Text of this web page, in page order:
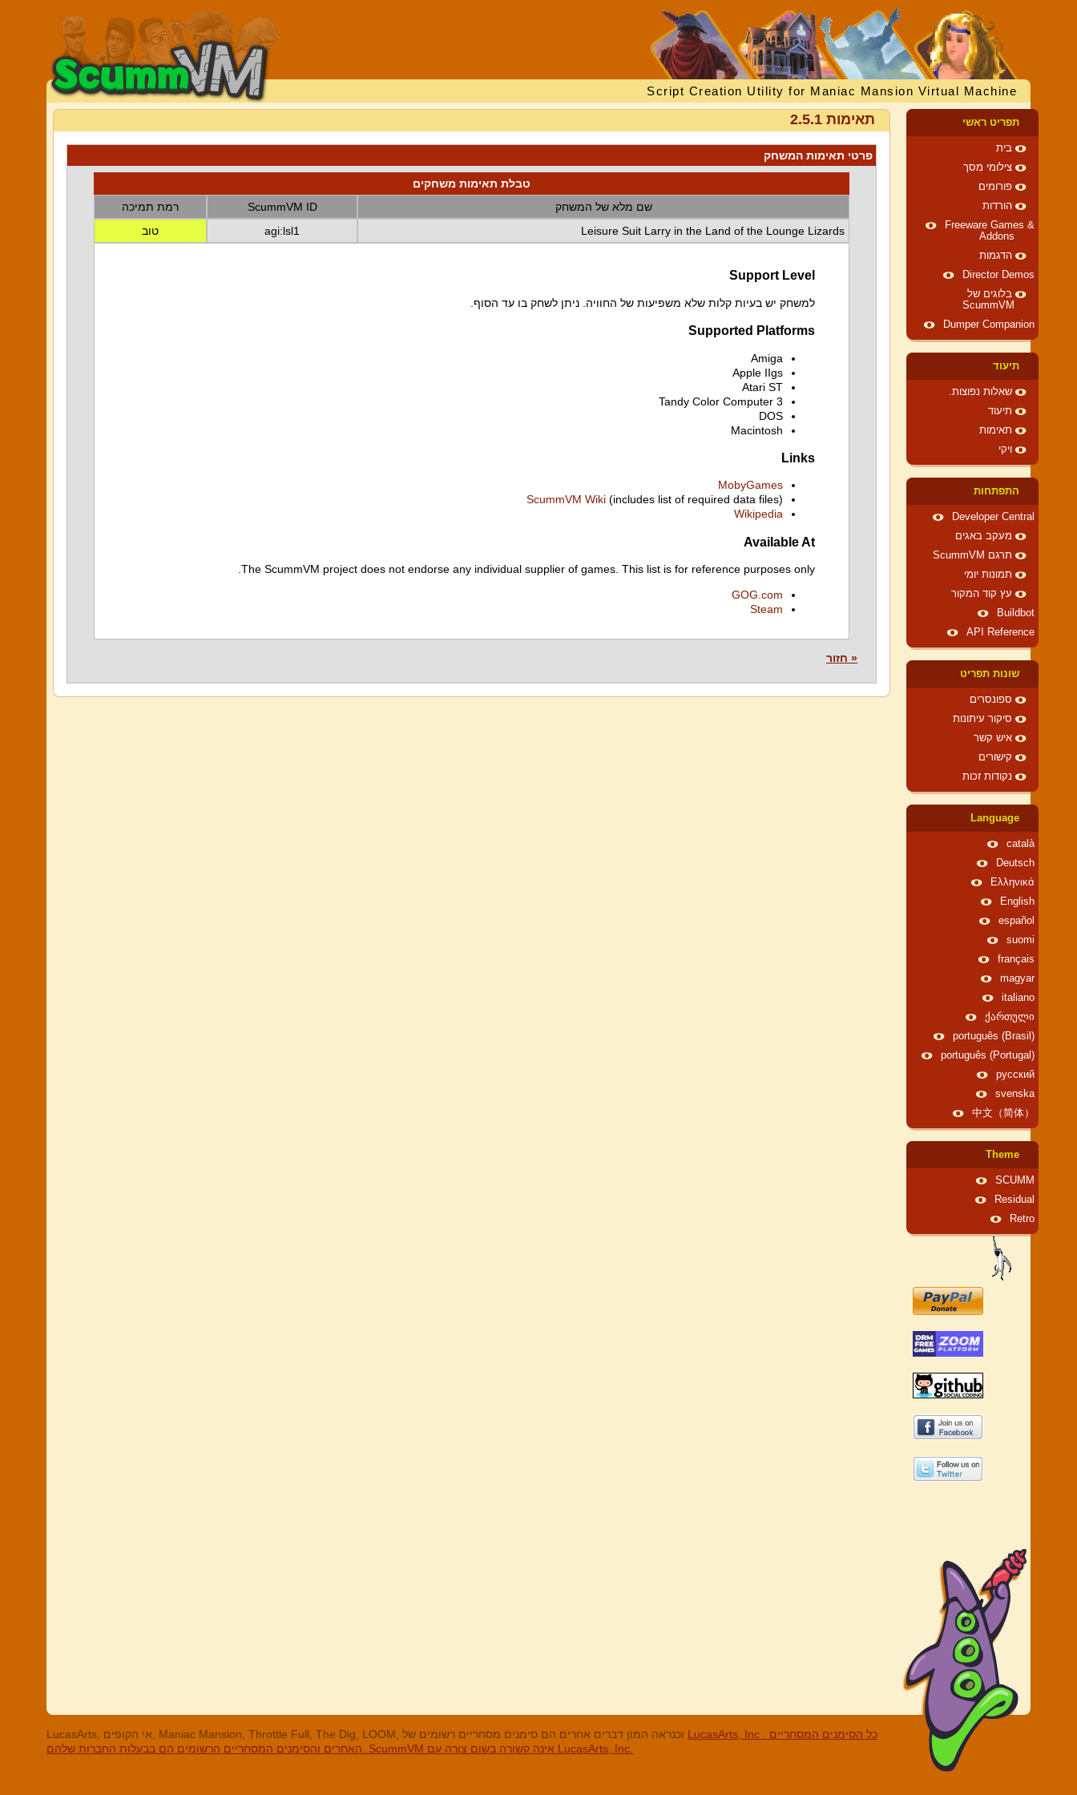
Script Creation Utility for Maniac Mansion Virtual Machine
תאימות 2.5.1
פרטי תאימות המשחק
טבלת תאימות משחקים
שם מלא של המשחק
ScummVM ID
רמת תמיכה
Leisure Suit Larry in the Land of the Lounge Lizards
agi:lsl1 טוב
Support Level
למשחק יש בעיות קלות שלא משפיעות של החוויה. ניתן לשחק בו עד הסוף.
Supported Platforms
Amiga
Apple IIgs
Atari ST
Tandy Color Computer 3
DOS
Macintosh
Links
MobyGames
ScummVM Wiki (includes list of required data files)
Wikipedia
Available At
The ScummVM project does not endorse any individual supplier of games. This list is for reference purposes only.
GOG.com
Steam
« חזור
תפריט ראשי
בית
צילומי מסך
פורומים
הורדות
Freeware Games &
Addons
הדגמות
Director Demos
בלוגים של
ScummVM
Dumper Companion
תיעוד
שאלות נפוצות.
תיעוד
תאימות
ויקי
התפתחות
Developer Central
מעקב באגים
תרגם ScummVM
תמונות יומי
עץ קוד המקור
Buildbot
API Reference
שונות תפריט
ספונסרים
סיקור עיתונות
איש קשר
קישורים
נקודות זכות
Language
català
Deutsch
Ελληνικά
English
español
suomi
français
magyar
italiano
ქართული
português (Brasil)
português (Portugal)
русский
svenska
中文（简体）
Theme
SCUMM
Residual
Retro
LucasArts, Inc . כל הסימנים המסחריים
האחרים והסימנים המסחריים הרשומים הם בבעלות החברות שלהם. ScummVM אינה קשורה בשום צורה עם LucasArts, Inc.